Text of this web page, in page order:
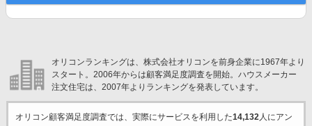
オリコンランキングは、株式会社オリコンを前身企業に1967年より
スタート。2006年からは顧客満足度調査を開始。ハウスメーカー
注文住宅は、2007年よりランキングを発表しています。
オリコン顧客満足度調査では、実際にサービスを利用した14,132人にアン